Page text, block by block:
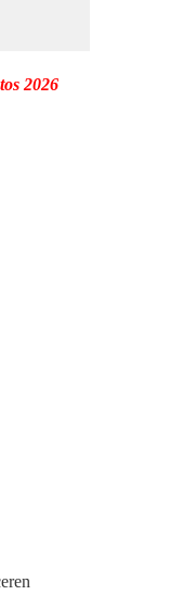
2026